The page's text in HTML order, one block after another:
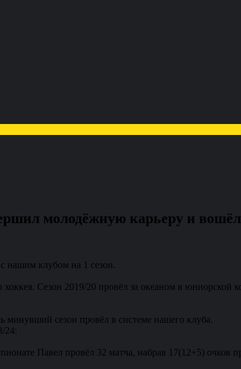
молодёжную карьеру и вошёл
нашим клубом на 1 сезон.
Сезон 2019/20 провёл за океаном в
минувший сезон провёл в системе нашего клуба.
24:
Павел провёл 32 матча, набрав 17(12+5) очков